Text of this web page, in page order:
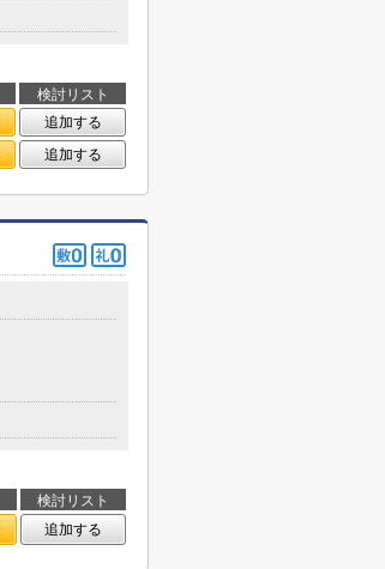
検討リスト
追加する
追加する
検討リスト
追加する